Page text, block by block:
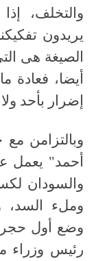
والتخلف،
يريدون
الصيغة هى
أيضا، فعادة
إضرار بأحد
وبالتزامن مع
أحمد" يعمل
والسودان
وملء السد،
رئيس وزراء